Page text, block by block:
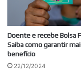
Doente e recebe Bolsa
Saiba como garantir
benefício
22/12/2024